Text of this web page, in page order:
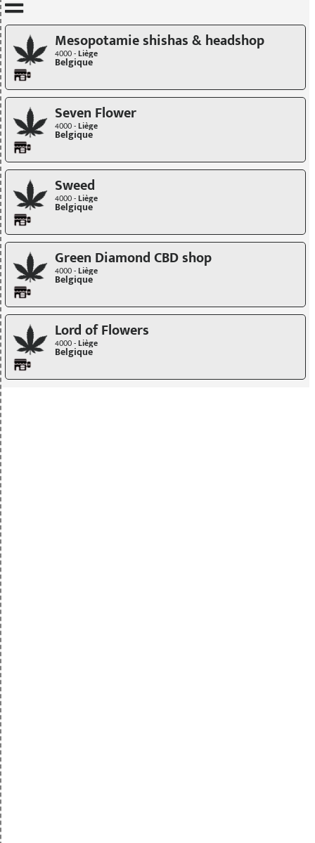
Mesopotamie shishas & headshop
4000 -Liège
Belgique
Seven Flower
4000 -Liège
Belgique
Sweed
4000 -Liège
Belgique
Green Diamond CBD shop
4000 -Liège
Belgique
Lord of Flowers
4000 -Liège
Belgique